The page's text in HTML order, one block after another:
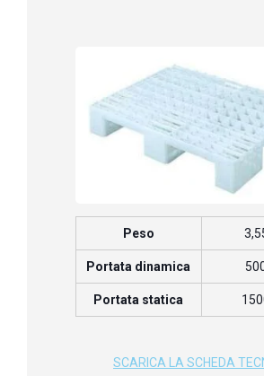
Peso
Portata dinamica
Portata statica
SCARICA LA SCHEDA